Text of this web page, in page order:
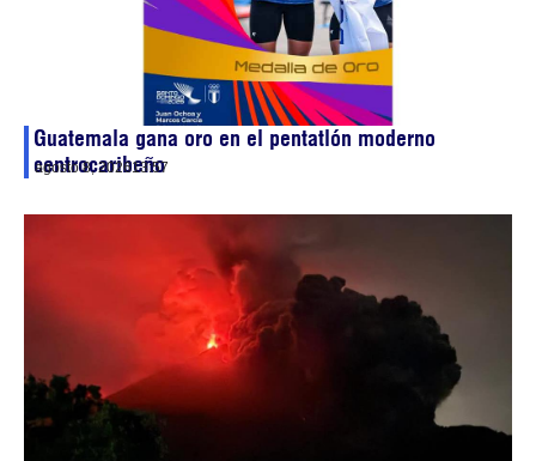
Guatemala gana oro en el pentatlón moderno
centrocaribeño
agosto 8, 202613:57